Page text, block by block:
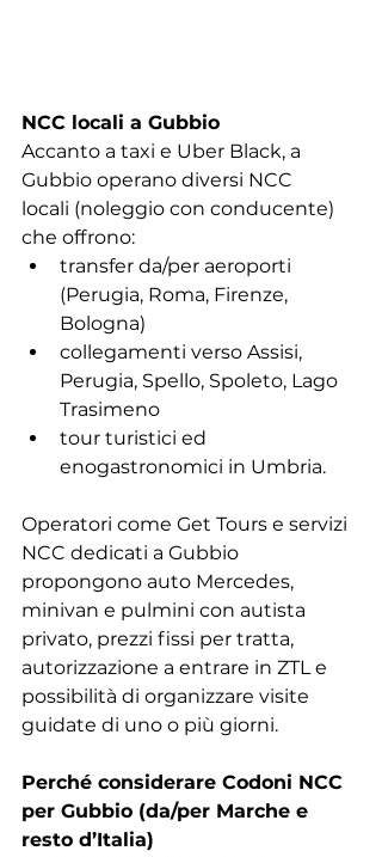
NCC locali a Gubbio
Accanto a taxi e Uber Black, a
Gubbio operano diversi NCC
locali (noleggio con conducente)
che offrono:
transfer da/per aeroporti
(Perugia, Roma, Firenze,
Bologna)
collegamenti verso Assisi,
Perugia, Spello, Spoleto, Lago
Trasimeno
tour turistici ed
enogastronomici in Umbria.
Operatori come Get Tours e servizi
NCC dedicati a Gubbio
propongono auto Mercedes,
minivan e pulmini con autista
privato, prezzi fissi per tratta,
autorizzazione a entrare in ZTL e
possibilità di organizzare visite
guidate di uno o più giorni.
Perché considerare Codoni NCC
per Gubbio (da/per Marche e
resto d’Italia)